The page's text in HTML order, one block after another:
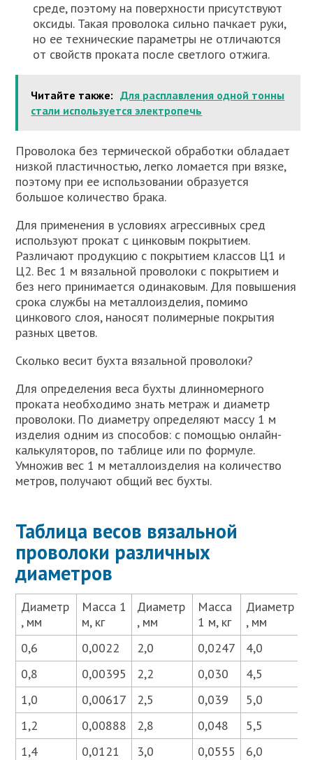
среде, поэтому на поверхности присутствуют
оксиды. Такая проволока сильно пачкает руки,
но ее технические параметры не отличаются
от свойств проката после светлого отжига.
Читайте также: Для расплавления одной тонны
стали используется электропечь
Проволока без термической обработки обладает
низкой пластичностью, легко ломается при вязке,
поэтому при ее использовании образуется
большое количество брака.
Для применения в условиях агрессивных сред
используют прокат с цинковым покрытием.
Различают продукцию с покрытием классов Ц1 и
Ц2. Вес 1 м вязальной проволоки с покрытием и
без него принимается одинаковым. Для повышения
срока службы на металлоизделия, помимо
цинкового слоя, наносят полимерные покрытия
разных цветов.
Сколько весит бухта вязальной проволоки?
Для определения веса бухты длинномерного
проката необходимо знать метраж и диаметр
проволоки. По диаметру определяют массу 1 м
изделия одним из способов: с помощью онлайн-
калькуляторов, по таблице или по формуле.
Умножив вес 1 м металлоизделия на количество
метров, получают общий вес бухты.
Таблица весов вязальной
проволоки различных
диаметров
Диаметр
, мм
Масса 1
м, кг
Диаметр
, мм
Масса
1 м, кг
Диаметр
, мм
0,6
0,0022 2,0 0,0247 4,0
0,8
0,00395 2,2 0,030 4,5
1,0
0,00617 2,5 0,039 5,0
1,2
0,00888 2,8 0,048 5,5
1,4
0,0121 3,0 0,0555 6,0